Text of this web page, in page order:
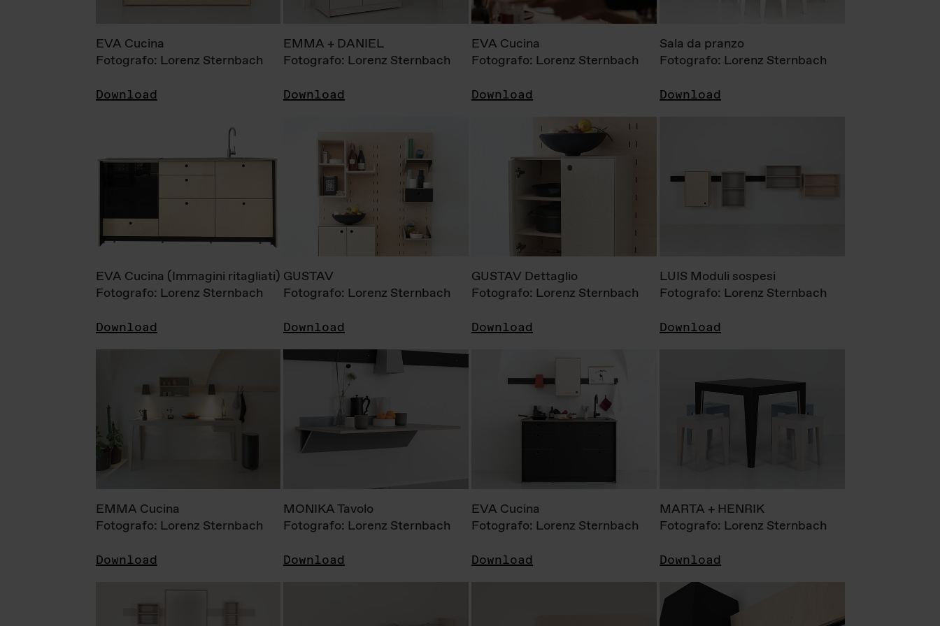
EVA Cucina
Fotografo: Lorenz Sternbach
Download
EMMA + DANIEL
Fotografo: Lorenz Sternbach
Download
EVA Cucina
Fotografo: Lorenz Sternbach
Download
Sala da pranzo
Fotografo: Lorenz Sternbach
Download
EVA Cucina (Immagini ritagliati)
Fotografo: Lorenz Sternbach
Download
GUSTAV
Fotografo: Lorenz Sternbach
Download
GUSTAV Dettaglio
Fotografo: Lorenz Sternbach
Download
LUIS Moduli sospesi
Fotografo: Lorenz Sternbach
Download
EMMA Cucina
Fotografo: Lorenz Sternbach
Download
MONIKA Tavolo
Fotografo: Lorenz Sternbach
Download
EVA Cucina
Fotografo: Lorenz Sternbach
Download
MARTA + HENRIK
Fotografo: Lorenz Sternbach
Download